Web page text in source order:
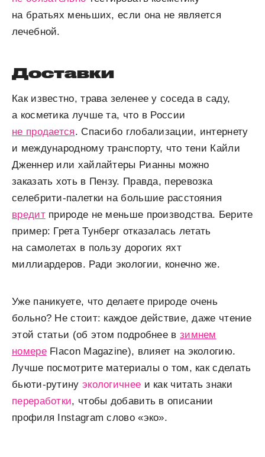
на братьях меньших, если она не является
лечебной.
Доставки
Как известно, трава зеленее у соседа в саду,
а косметика лучше та, что в России
не продается. Спасибо глобализации, интернету
и международному транспорту, что тени Кайли
Дженнер или хайлайтеры Рианны можно
заказать хоть в Пензу. Правда, перевозка
селебрити-палетки на большие расстояния
вредитприроде не меньше производства. Берите
пример: Грета Тунберг отказалась летать
на самолетах в пользу дорогих яхт
миллиардеров. Ради экологии, конечно же.
Уже паникуете, что делаете природе очень
больно? Не стоит: каждое действие, даже чтение
этой статьи (об этом подробнее в зимнем
номереFlacon Magazine), влияет на экологию.
Лучше посмотрите материалы о том, как сделать
бьюти-рутину экологичнее и как читать знаки
переработки, чтобы добавить в описании
профиля Instagram слово «эко».